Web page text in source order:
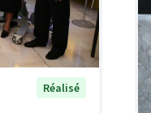
Réalisé